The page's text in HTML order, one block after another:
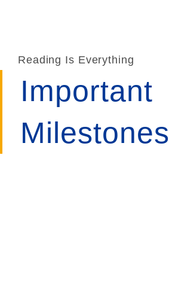
Reading Is Everything
Important
Milestones